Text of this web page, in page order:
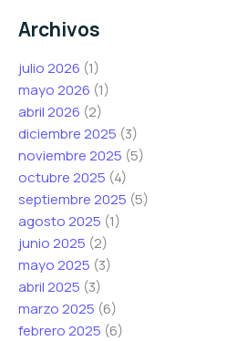
ó
i
c
o
C
o
r
r
e
o
*
e
e
c
t
r
ó
n
i
c
o
e
e
c
t
r
ó
n
i
c
o
*
Archivos
julio 2026 (1)
mayo 2026 (1)
abril 2026 (2)
diciembre 2025 (3)
noviembre 2025 (5)
octubre 2025 (4)
septiembre 2025 (5)
agosto 2025 (1)
junio 2025 (2)
mayo 2025 (3)
abril 2025 (3)
marzo 2025 (6)
febrero 2025 (6)